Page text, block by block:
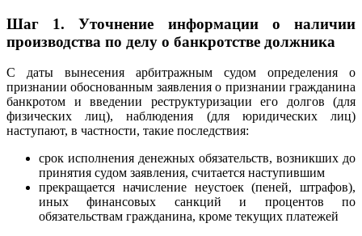
Шаг 1.Уточнение информации о наличии
производства по делу о банкротстве должника
С даты вынесения арбитражным судом определения о
признании обоснованным заявления о признании гражданина
банкротом и введении реструктуризации его долгов (для
физических лиц), наблюдения (для юридических лиц)
наступают, в частности, такие последствия:
срок исполнения денежных обязательств, возникших до
принятия судом заявления, считается наступившим
прекращается начисление неустоек (пеней, штрафов),
иных финансовых санкций и процентов по
обязательствам гражданина, кроме текущих платежей